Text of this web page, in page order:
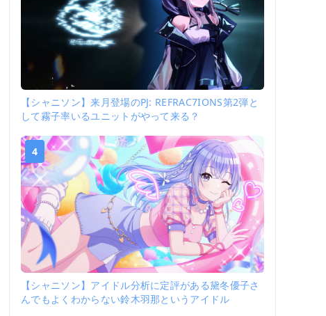
【シャニソン】来月登場のPJ: REFRAC7IONS第2弾と
して霧子率いるユニットがやって来る？
4
【シャニソン】アイドル分析に定評がある黛冬優子さ
んでもよくわからない鈴木羽那というアイドル